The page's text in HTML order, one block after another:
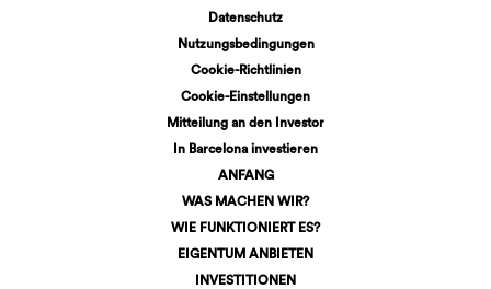
Datenschutz
Nutzungsbedingungen
Cookie-Richtlinien
Cookie-Einstellungen
Mitteilung an den Investor
In Barcelona investieren
ANFANG
WAS MACHEN WIR?
WIE FUNKTIONIERT ES?
EIGENTUM ANBIETEN
INVESTITIONEN